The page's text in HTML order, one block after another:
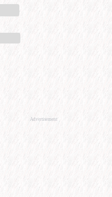
Advertisement